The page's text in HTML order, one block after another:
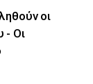
οι
- Οι